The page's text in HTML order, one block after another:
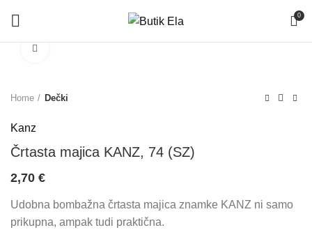
0
Home Dečki
Kanz
Črtasta majica KANZ, 74 (SZ)
2,70 €
Udobna bombažna črtasta majica znamke KANZ ni samo
prikupna, ampak tudi praktična.